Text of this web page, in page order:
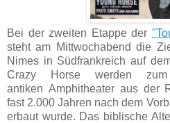
Bei der zweiten Etappe der
steht am Mittwochabend die
Nimes in Südfrankreich auf
Crazy Horse werden
antiken Amphitheater aus der
fast 2.000 Jahren nach dem
erbaut wurde. Das biblische